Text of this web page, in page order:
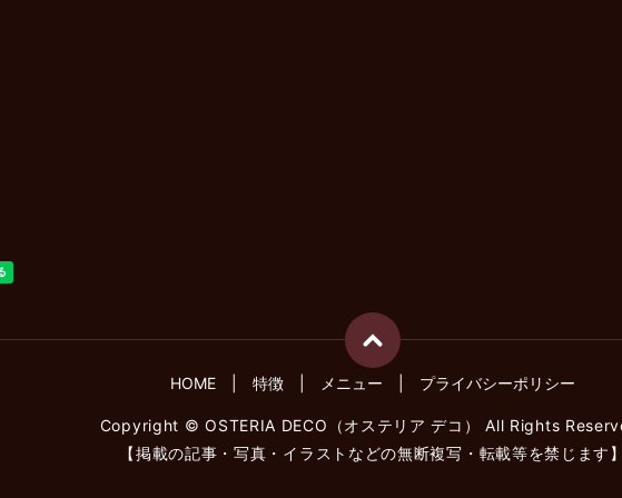
HOME 特徴 メニュー プライバシーポリシー
Copyright © OSTERIA DECO（オステリア デコ） All Rights
【掲載の記事・写真・イラストなどの無断複写・転載等を禁じます】